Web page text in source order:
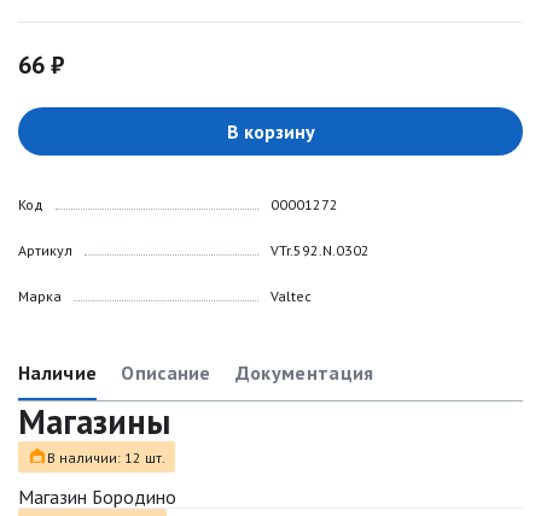
66 ₽
В корзину
Код
Артикул
Марка
00001272
VTr.592.N.0302
Valtec
Наличие Описание Документация
Магазины
В наличии: 12 шт.
Магазин Бородино